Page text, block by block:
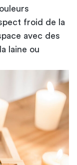
froid de la
avec des
laine ou